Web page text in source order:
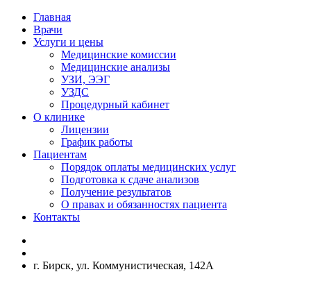
Главная
Врачи
Услуги и цены
Медицинские комиссии
Медицинские анализы
УЗИ, ЭЭГ
УЗДС
Процедурный кабинет
О клинике
Лицензии
График работы
Пациентам
Порядок оплаты медицинских услуг
Подготовка к сдаче анализов
Получение результатов
О правах и обязанностях пациента
Контакты
г. Бирск, ул. Коммунистическая, 142А